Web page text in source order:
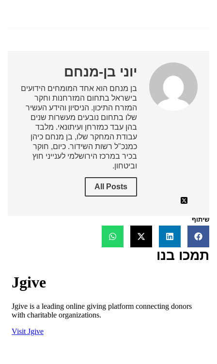
יוני בן-מנחם
בן מנחם הוא אחד המומחים הידועים
בישראל בתחום המזרחנות וחקר
המזרח התיכון. הניסיון והידע העשיר
שלו בתחום נובעים מעשרות שנים
בהן עבד כמזרחן ועיתונאי. מלבד
עבודת המחקר שלו, בן מנחם כיהן
כמנכ"ל רשות השידור. כיום, חוקר
בכיר במרכז הירושלמי לענייני חוץ
וביטחון.
All Posts
שיתוף
תמכו בנו